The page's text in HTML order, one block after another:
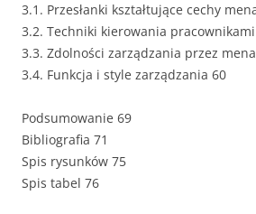
3.1. Przesłanki kształtujące cechy
3.2. Techniki kierowania
3.3. Zdolności zarządzania przez
3.4. Funkcja i style zarządzania 60
Podsumowanie 69
Bibliografia 71
Spis rysunków 75
Spis tabel 76